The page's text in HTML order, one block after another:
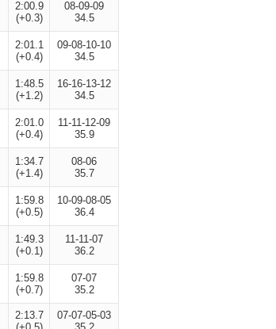
2:00.9
(+0.3)
08-09-09
34.5
2:01.1
(+0.4)
09-08-10-10
34.5
1:48.5
(+1.2)
16-16-13-12
34.5
2:01.0
(+0.4)
11-11-12-09
35.9
1:34.7
(+1.4)
08-06
35.7
1:59.8
(+0.5)
10-09-08-05
36.4
1:49.3
(+0.1)
11-11-07
36.2
1:59.8
(+0.7)
07-07
35.2
2:13.7
07-07-05-03